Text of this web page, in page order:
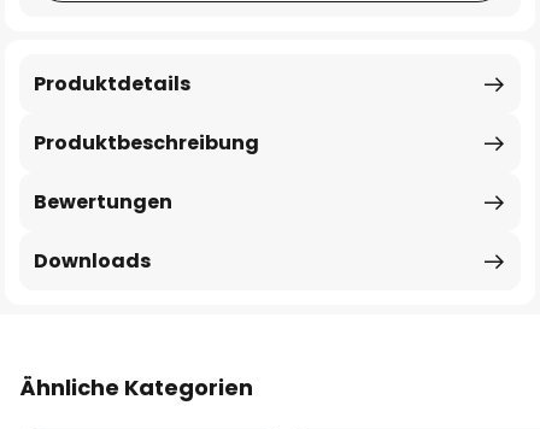
Produktbeschreibung
Produktdetails
Bewertungen
Downloads
Ähnliche Kategorien